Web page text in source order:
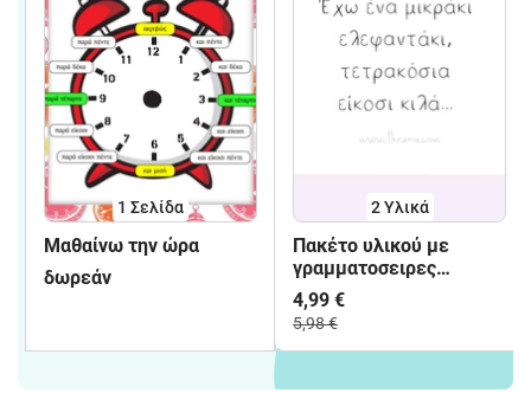
1 Σελίδα
Μαθαίνω την ώρα
δωρεάν
2 Υλικά
Πακέτο υλικού με
γραμματοσειρες
ελεύθερης άδειας
χρήσης
4,99 €
5,98 €